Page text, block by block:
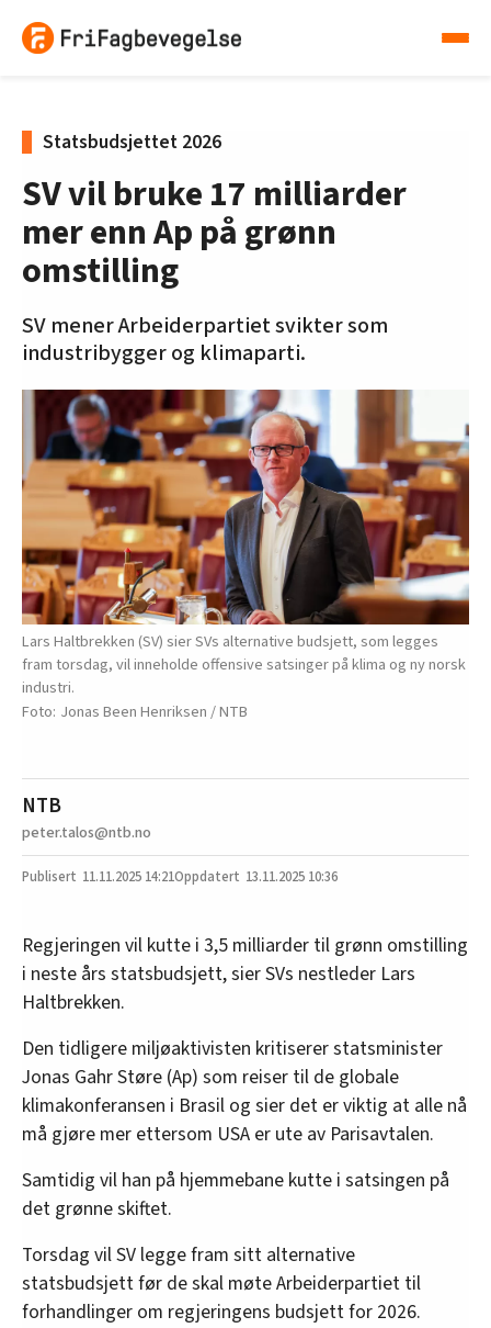
Statsbudsjettet 2026
SV vil bruke 17 milliarder
mer enn Ap på grønn
omstilling
SV mener Arbeiderpartiet svikter som
industribygger og klimaparti.
Lars Haltbrekken (SV) sier SVs alternative budsjett, som legges
fram torsdag, vil inneholde offensive satsinger på klima og ny norsk
industri.
Jonas Been Henriksen / NTB
NTB
peter.talos@ntb.no
11.11.2025 14:21 13.11.2025 10:36
Regjeringen vil kutte i 3,5 milliarder til grønn omstilling
i neste års statsbudsjett, sier SVs nestleder Lars
Haltbrekken.
Den tidligere miljøaktivisten kritiserer statsminister
Jonas Gahr Støre (Ap) som reiser til de globale
klimakonferansen i Brasil og sier det er viktig at alle nå
må gjøre mer ettersom USA er ute av Parisavtalen.
Samtidig vil han på hjemmebane kutte i satsingen på
det grønne skiftet.
Torsdag vil SV legge fram sitt alternative
statsbudsjett før de skal møte Arbeiderpartiet til
forhandlinger om regjeringens budsjett for 2026.